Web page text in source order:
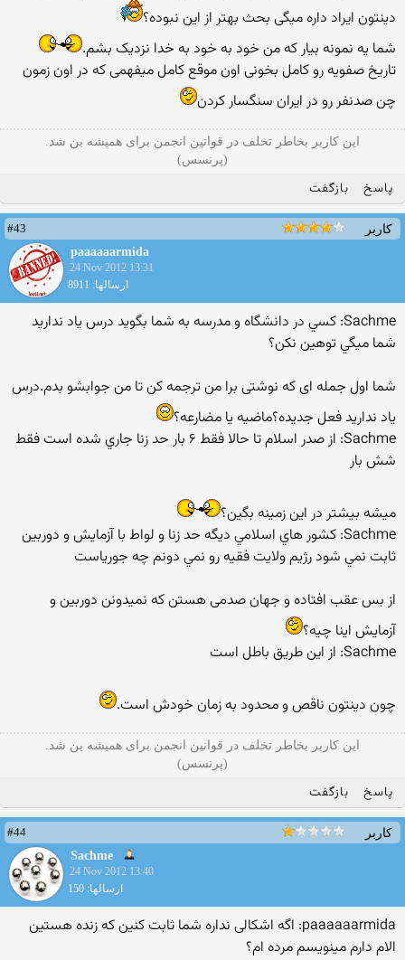
دینتون ایراد داره میگی بحث بهتر از این نبوده؟
شما یه نمونه بیار که من خود به خود به خدا نزدیک بشم.
تاریخ صفویه رو کامل بخونی اون موقع کامل میفهمی که در اون زمون
چن صدنفر رو در ایران سنگسار کردن
این کاربر بخاطر تخلف در قوانین انجمن برای همیشه بن شد.
(پرنسس)
پاسخ بازگفت
کاربر
#43
paaaaaarmida
24 Nov 2012 13:31
ارسالها: 8911
Sachme: كسي در دانشگاه و مدرسه به شما بگويد درس ياد نداريد
شما ميگي توهين نكن؟
شما اول جمله ای که نوشتی برا من ترجمه کن تا من جوابشو بدم.درس
یاد ندارید فعل جدیده؟ماضیه یا مضارعه؟
Sachme: از صدر اسلام تا حالا فقط ۶ بار حد زنا جاري شده است فقط
شش بار
میشه بیشتر در این زمینه بگین؟
Sachme: كشور هاي اسلامي ديگه حد زنا و لواط با آزمايش و دوربين
ثابت نمي شود رژيم ولايت فقيه رو نمي دونم چه جورياست
از بس عقب افتاده و جهان صدمی هستن که نمیدونن دوربین و
آزمایش اینا چیه؟
Sachme: از اين طريق باطل است
چون دینتون ناقص و محدود به زمان خودش است.
این کاربر بخاطر تخلف در قوانین انجمن برای همیشه بن شد.
(پرنسس)
پاسخ بازگفت
کاربر
#44
Sachme
24 Nov 2012 13:40
ارسالها: 150
paaaaaarmida: اگه اشکالی نداره شما ثابت کنین که زنده هستین
الام دارم مينويسم مرده ام؟